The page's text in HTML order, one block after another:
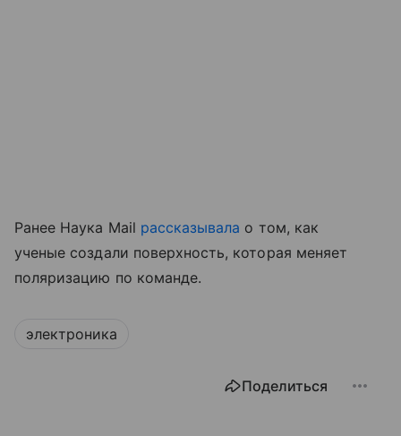
Ранее Наука Mail рассказывала о том, как
ученые создали поверхность, которая меняет
поляризацию по команде.
электроника
Поделиться